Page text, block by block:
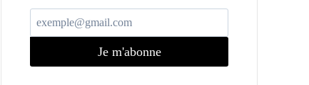
Je m'abonne